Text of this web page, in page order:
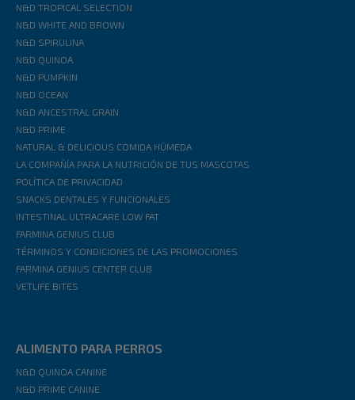
N&D TROPICAL SELECTION
N&D WHITE AND BROWN
N&D SPIRULINA
N&D QUINOA
N&D PUMPKIN
N&D OCEAN
N&D ANCESTRAL GRAIN
N&D PRIME
NATURAL & DELICIOUS COMIDA HÚMEDA
LA COMPAÑÍA PARA LA NUTRICIÓN DE TUS MASCOTAS
POLÍTICA DE PRIVACIDAD
SNACKS DENTALES Y FUNCIONALES
INTESTINAL ULTRACARE LOW FAT
FARMINA GENIUS CLUB
TÉRMINOS Y CONDICIONES DE LAS PROMOCIONES
FARMINA GENIUS CENTER CLUB
VETLIFE BITES
ALIMENTO PARA PERROS
N&D QUINOA CANINE
N&D PRIME CANINE